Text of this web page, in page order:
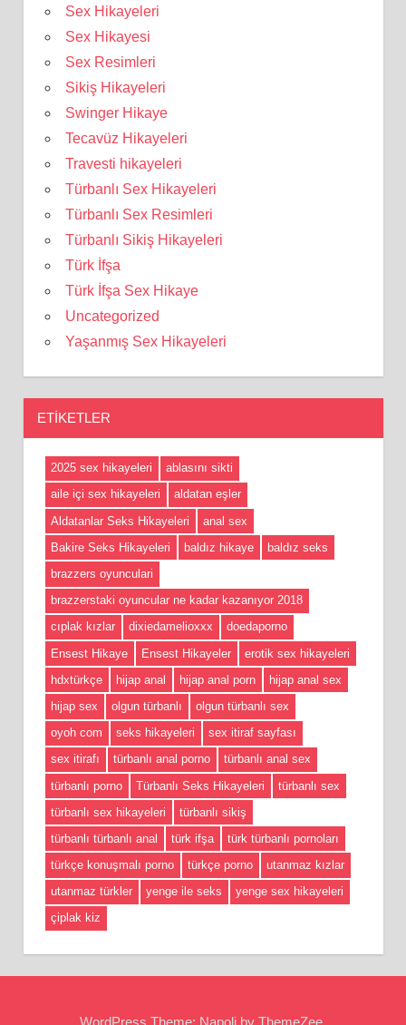
Sex Hikayeleri
Sex Hikayesi
Sex Resimleri
Sikiş Hikayeleri
Swinger Hikaye
Tecavüz Hikayeleri
Travesti hikayeleri
Türbanlı Sex Hikayeleri
Türbanlı Sex Resimleri
Türbanlı Sikiş Hikayeleri
Türk İfşa
Türk İfşa Sex Hikaye
Uncategorized
Yaşanmış Sex Hikayeleri
ETIKETLER
2025 sex hikayeleri
ablasını sikti
aile içi sex hikayeleri
aldatan eşler
Aldatanlar Seks Hikayeleri
anal sex
Bakire Seks Hikayeleri
baldız hikaye
baldız seks
brazzers oyunculari
brazzerstaki oyuncular ne kadar kazanıyor 2018
cıplak kızlar
dixiedamelioxxx
doedaporno
Ensest Hikaye
Ensest Hikayeler
erotik sex hikayeleri
hdxtürkçe
hijap anal hijap anal porn
hijap anal sex
hijap sex
olgun türbanlı
olgun türbanlı sex
oyoh com
seks hikayeleri
sex itiraf sayfası
sex itirafı
türbanlı anal porno
türbanlı anal sex
türbanlı porno
Türbanlı Seks Hikayeleri
türbanlı sex
türbanlı sex hikayeleri
türbanlı sikiş
türbanlı türbanlı anal
türk ifşa
türk türbanlı pornoları
türkçe konuşmalı porno
türkçe porno
utanmaz kızlar
utanmaz türkler
yenge ile seks
yenge sex hikayeleri
çiplak kiz
WordPress Theme: Napoli by ThemeZee.